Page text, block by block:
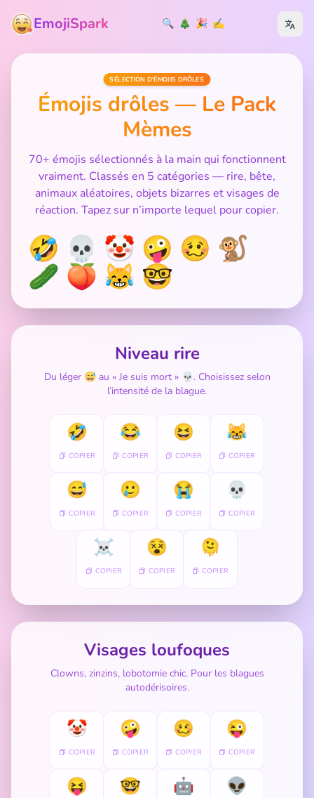
EmojiSpark 🔍 🎄 🎉 ✍️
SÉLECTION D'ÉMOJIS DRÔLES
Émojis drôles — Le Pack
Mèmes
70+ émojis sélectionnés à la main qui fonctionnent
vraiment. Classés en 5 catégories — rire, bête,
animaux aléatoires, objets bizarres et visages de
réaction. Tapez sur n’importe lequel pour copier.
🤣 💀 🤡 🤪 🥴 🐒
🥒 🍑 😹 🤓
Niveau rire
Du léger 😅 au « Je suis mort » 💀. Choisissez selon
l’intensité de la blague.
🤣
COPIER
😂
COPIER
😆
COPIER
😹
COPIER
😅
COPIER
🥲
COPIER
😭
COPIER
💀
COPIER
☠️
COPIER
😵
COPIER
🫠
COPIER
Visages loufoques
Clowns, zinzins, lobotomie chic. Pour les blagues
autodérisoires.
🤡
COPIER
🤪
COPIER
🥴
COPIER
😜
COPIER
😝 🤓 🤖 👽